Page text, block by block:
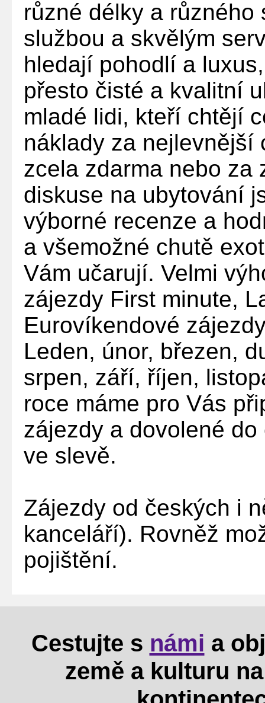
různé délky a
službou a skvělým
hledají pohodlí a
přesto čisté a kvalitní
mladé lidi, kteří chtějí
náklady za nejlevnější
zcela zdarma nebo za
diskuse na ubytování
výborné recenze a
a všemožné chutě
Vám učarují. Velmi
zájezdy First minute,
Eurovíkendové
Leden, únor, březen,
srpen, září, říjen,
roce máme pro Vás
zájezdy a dovolené
ve slevě.
Zájezdy od českých i
kanceláří). Rovněž
pojištění.
Cestujte s námi a
země a kulturu